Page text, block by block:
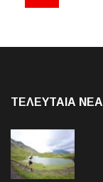
ΤΕΛΕΥΤΑΙΑ NEA